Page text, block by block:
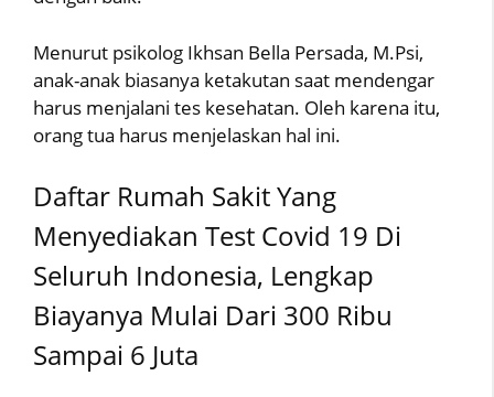
Menurut psikolog Ikhsan Bella Persada, M.Psi,
anak-anak biasanya ketakutan saat mendengar
harus menjalani tes kesehatan. Oleh karena itu,
orang tua harus menjelaskan hal ini.
Daftar Rumah Sakit Yang
Menyediakan Test Covid 19 Di
Seluruh Indonesia, Lengkap
Biayanya Mulai Dari 300 Ribu
Sampai 6 Juta